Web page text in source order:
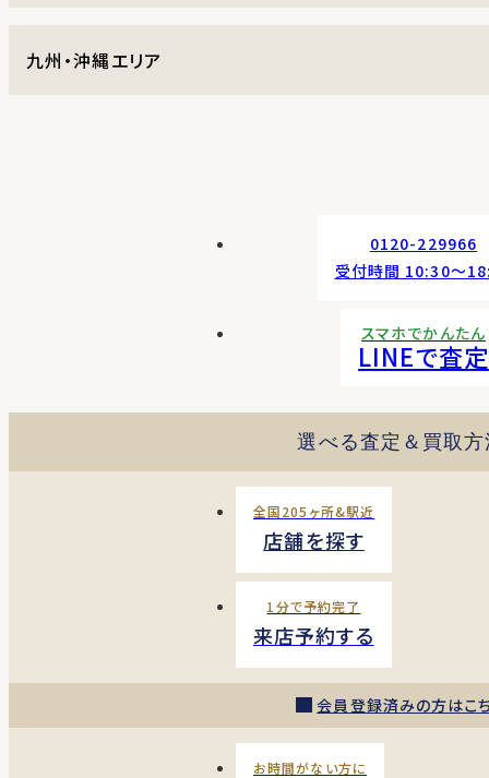
九州・沖縄エリア
0120-229966
受付時間 10:30〜
スマホでかんたん
LINEで査定
選べる査定＆買取方
全国205ヶ所&駅近
店舗を探す
1分で予約完了
来店予約する
会員登録済みの方はこ
お時間がない方に